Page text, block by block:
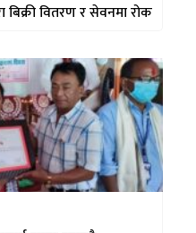
बिक्री वितरण र सेवनमा रोक